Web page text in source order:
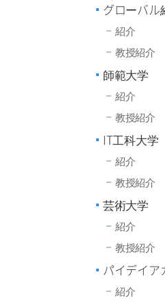
グローバル経
紹介
教授紹介
師範大学
紹介
教授紹介
IT工科大学
紹介
教授紹介
芸術大学
紹介
教授紹介
パイデイア
紹介